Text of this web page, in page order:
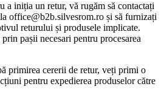
a iniția un retur, vă rugăm să contactați
office@b2b.silvesrom.ro și să furnizați
returului și produsele implicate.
pașii necesari pentru procesarea
primirea cererii de retur, veți primi o
pentru expedierea produselor către